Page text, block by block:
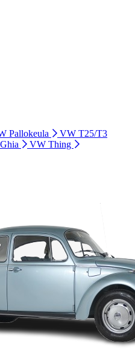
Pallokeula
VW T25/T3
VW Thing